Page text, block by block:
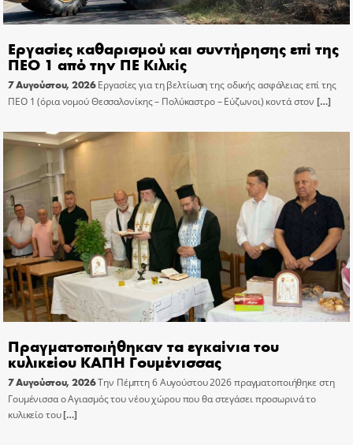
Εργασίες καθαρισμού και συντήρησης επί της
ΠΕΟ 1 από την ΠΕ Κιλκίς
7 Αυγούστου, 2026 Εργασίες για τη βελτίωση της οδικής ασφάλειας επί της
ΠΕΟ 1 (όρια νομού Θεσσαλονίκης – Πολύκαστρο – Εύζωνοι) κοντά στον […]
Πραγματοποιήθηκαν τα εγκαίνια του
κυλικείου ΚΑΠΗ Γουμένισσας
7 Αυγούστου, 2026Την Πέμπτη 6 Αυγούστου 2026 πραγματοποιήθηκε στη
Γουμένισσα ο Αγιασμός του νέου χώρου που θα στεγάσει προσωρινά το
κυλικείο του[…]